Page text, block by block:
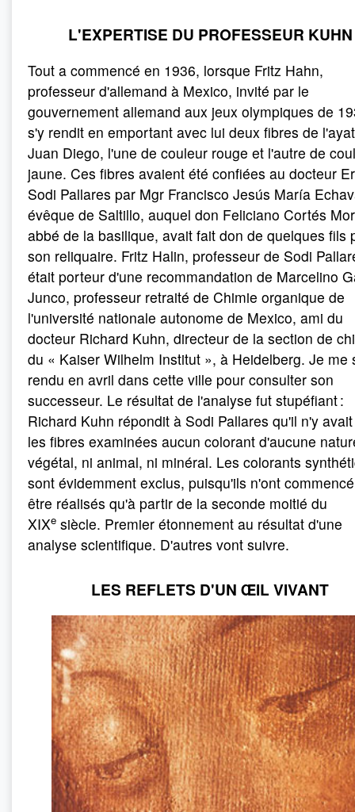
L'EXPERTISE DU PROFESSEUR KUHN
Tout a commencé en 1936, lorsque Fritz Hahn,
professeur d'allemand à Mexico, invité par le
gouvernement allemand aux jeux olympiques de
s'y rendit en emportant avec lui deux fibres de
Juan Diego, l'une de couleur rouge et l'autre de
jaune. Ces fibres avaient été confiées au docteur
Sodi Pallares par Mgr Francisco Jesús María
évêque de Saltillo, auquel don Feliciano Cortés
abbé de la basilique, avait fait don de quelques fils
son reliquaire. Fritz Halin, professeur de Sodi
était porteur d'une recommandation de Marcelino
Junco, professeur retraité de Chimie organique de
l'université nationale autonome de Mexico, ami du
docteur Richard Kuhn, directeur de la section de
du « Kaiser Wilhelm Institut », à Heidelberg. Je me
rendu en avril dans cette ville pour consulter son
successeur. Le résultat de l'analyse fut stupéfiant :
Richard Kuhn répondit à Sodi Pallares qu'il n'y
les fibres examinées aucun colorant d'aucune
végétal, ni animal, ni minéral. Les colorants
sont évidemment exclus, puisqu'ils n'ont
être réalisés qu'à partir de la seconde moitié du
XIXe siècle. Premier étonnement au résultat d'une
analyse scientifique. D'autres vont suivre.
LES REFLETS D'UN ŒIL VIVANT